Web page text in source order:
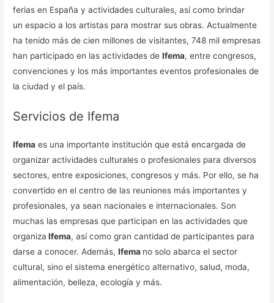
ferias en España y actividades culturales, así como brindar
un espacio a los artistas para mostrar sus obras. Actualmente
ha tenido más de cien millones de visitantes, 748 mil empresas
han participado en las actividades deIfema, entre congresos,
convenciones y los más importantes eventos profesionales de
la ciudad y el país.
Servicios de Ifema
Ifema es una importante institución que está encargada de
organizar actividades culturales o profesionales para diversos
sectores, entre exposiciones, congresos y más. Por ello, se ha
convertido en el centro de las reuniones más importantes y
profesionales, ya sean nacionales e internacionales. Son
muchas las empresas que participan en las actividades que
organiza Ifema, así como gran cantidad de participantes para
darse a conocer. Además,Ifema no solo abarca el sector
cultural, sino el sistema energético alternativo, salud, moda,
alimentación, belleza, ecología y más.